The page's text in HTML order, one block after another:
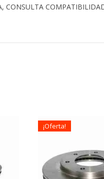
CONSULTA
¡Oferta!